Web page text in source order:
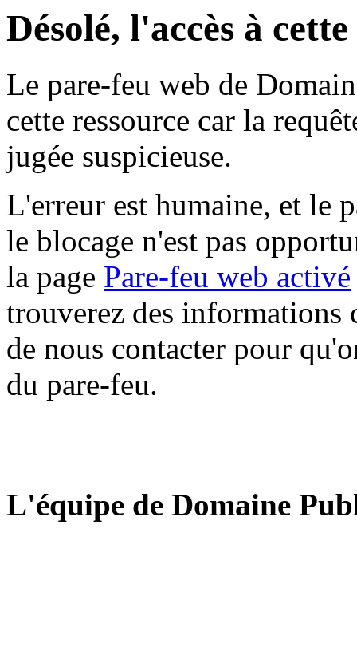
Désolé, l'accès à
Le pare-feu web de
cette ressource car la
jugée suspicieuse.
L'erreur est humaine, et le
le blocage n'est pas
la page Pare-feu web activé
trouverez des informations
de nous contacter pour
du pare-feu.
L'équipe de Domaine